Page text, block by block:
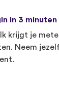
in 3
krijgt je
Neem